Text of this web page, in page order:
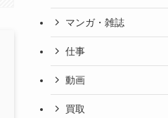
マンガ・雑誌
仕事
動画
買取